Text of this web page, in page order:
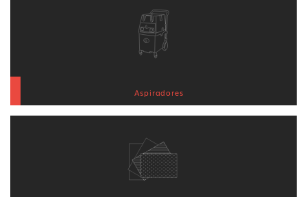
Aspiradores